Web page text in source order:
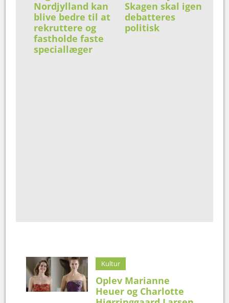
Nordjylland kan
blive bedre til at
rekruttere og
fastholde faste
speciallæger
Skagen skal igen
debatteres
politisk
Kultur
Oplev Marianne
Heuer og Charlotte